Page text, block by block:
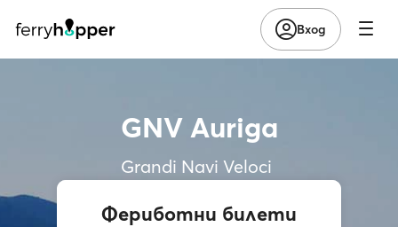
Вход
GNV Auriga
Grandi Navi Veloci
Фериботни билети